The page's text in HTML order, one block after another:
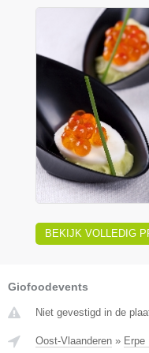
BEKIJK VOLLEDIG
Giofoodevents
Niet gevestigd in de
Oost-Vlaanderen » Erpe